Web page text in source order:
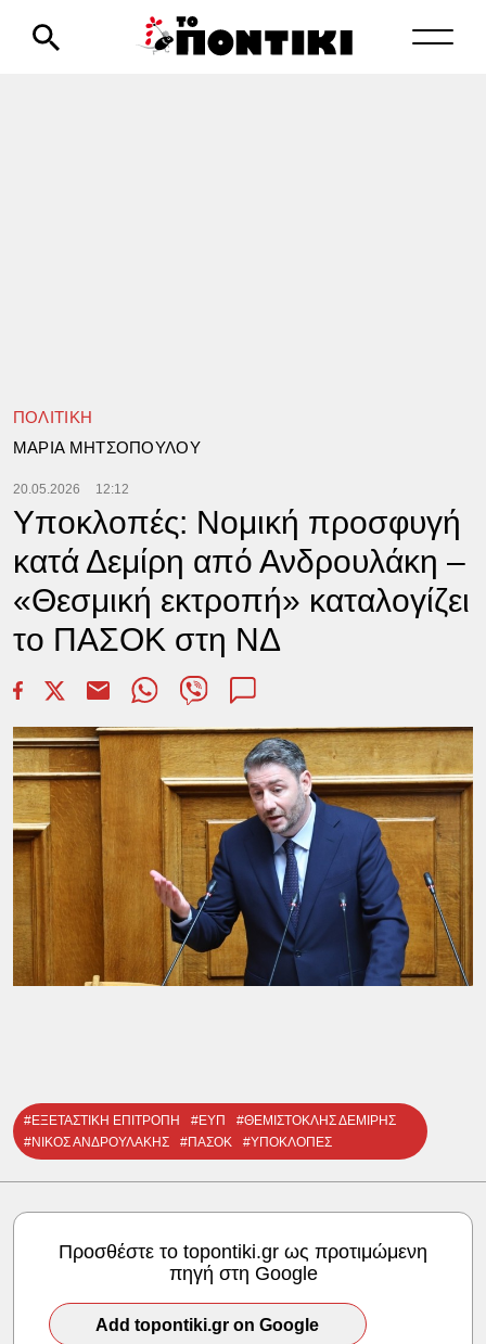
ΠΟΛΙΤΙΚΗ
ΜΑΡΙΑ ΜΗΤΣΟΠΟΥΛΟΥ
20.05.2026 12:12
Υποκλοπές: Νομική προσφυγή
κατά Δεμίρη από Ανδρουλάκη –
«Θεσμική εκτροπή» καταλογίζει
το ΠΑΣΟΚ στη ΝΔ
#ΕΞΕΤΑΣΤΙΚΗ ΕΠΙΤΡΟΠΗ #ΕΥΠ
#ΘΕΜΙΣΤΟΚΛΗΣ ΔΕΜΙΡΗΣ
#ΝΙΚΟΣ ΑΝΔΡΟΥΛΑΚΗΣ
#ΠΑΣΟΚ #ΥΠΟΚΛΟΠΕΣ
Προσθέστε το topontiki.gr ως προτιμώμενη
πηγή στη Google
Add topontiki.gr on Google